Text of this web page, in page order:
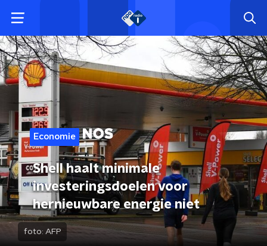
Economie
Shell haalt minimale
investeringsdoelen voor
hernieuwbare energie niet
foto: AFP